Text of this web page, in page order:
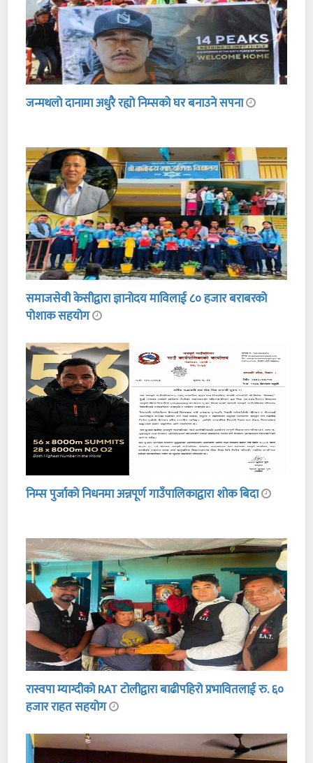
जन्मथलो दानामा अधुरै रह्यो निम्सको घर बनाउने सपना
समाजसेवी केसीद्वारा ज्ञानोदय माविलाई ८० हजार बराबरको
पोशाक सहयोग
निम्स पुर्जाको निधनमा अन्नपूर्ण गाउँपालिकाद्वारा शोक बिदा
रास्वपा म्याग्दीको RAT टोलीद्वारा बाढीपहिरो प्रभावितलाई रु. ६०
हजार राहत सहयोग